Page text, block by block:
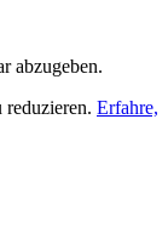
abzugeben.
reduzieren. Erfahre,